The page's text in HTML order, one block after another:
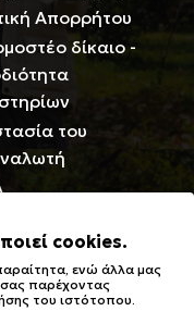
Απορρήτου
δίκαιο -
του
πλύσης,
cookies.
ενώ άλλα μας
σας παρέχοντας
του ιστότοπου.